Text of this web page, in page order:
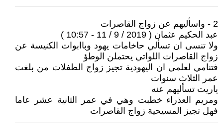
2 - واسأليهم عن زواج القاصرات
عبد الحكيم عثمان ( 2019 / 9 / 11 - 10:57 )
ولا تنسى ان تسألي حاخامات يهود وباابوات الكنيسة عن
زواج القاصرات اللواتي يحتملن الوطؤ
فتنامي لعلمي ان اليهودية تجيز زواج الطفلات من بلغت
عمر الثلاث سنوات
ياريت تسأليهم عنه
ومريم العذراء خطبت وهي في عمر الثانية عشر عاما
فهل تجيز المسيحية زواج القاصرات